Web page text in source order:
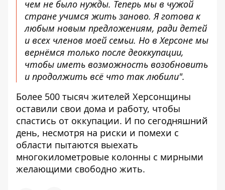
чем не было нужды. Теперь мы в чужой
стране учимся жить заново. Я готова к
любым новым предложениям, ради детей
и всех членов моей семьи. Но в Херсоне мы
вернёмся только после деоккупации,
чтобы иметь возможность возобновить
и продолжить всё что так любили".
Более 500 тысяч жителей Херсонщины
оставили свои дома и работу, чтобы
спастись от оккупации. И по сегодняшний
день, несмотря на риски и помехи с
области пытаются выехать
многокилометровые колонны с мирными
желающими свободно жить.